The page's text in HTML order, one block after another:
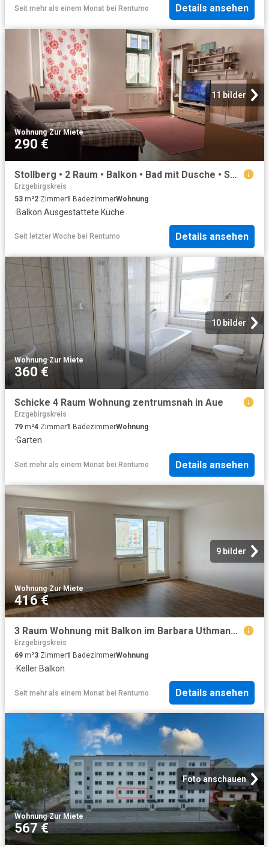
Seit mehr als einem Monat bei Rentumo Details ansehen
11 bilder
Wohnung·Zur Miete
290 €
Stollberg • 2 Raum • Balkon • Bad mit Dusche • Sonnig • Einbauküche • jetzt anschauen!
Erzgebirgskreis
53 m²2 Zimmer1 BadezimmerWohnung
·Balkon·Ausgestattete Küche
Seit letzter Woche bei Rentumo Details ansehen
10 bilder
Wohnung·Zur Miete
360 €
Schicke 4 Raum Wohnung zentrumsnah in Aue
Erzgebirgskreis
79 m²4 Zimmer1 BadezimmerWohnung
·Garten
Seit mehr als einem Monat bei Rentumo Details ansehen
9 bilder
Wohnung·Zur Miete
416 €
3 Raum Wohnung mit Balkon im Barbara Uthmann Ring Annaberg Buchholz!
Erzgebirgskreis
69 m²3 Zimmer1 BadezimmerWohnung
·Keller·Balkon
Seit mehr als einem Monat bei Rentumo Details ansehen
Foto anschauen
Wohnung·Zur Miete
567 €